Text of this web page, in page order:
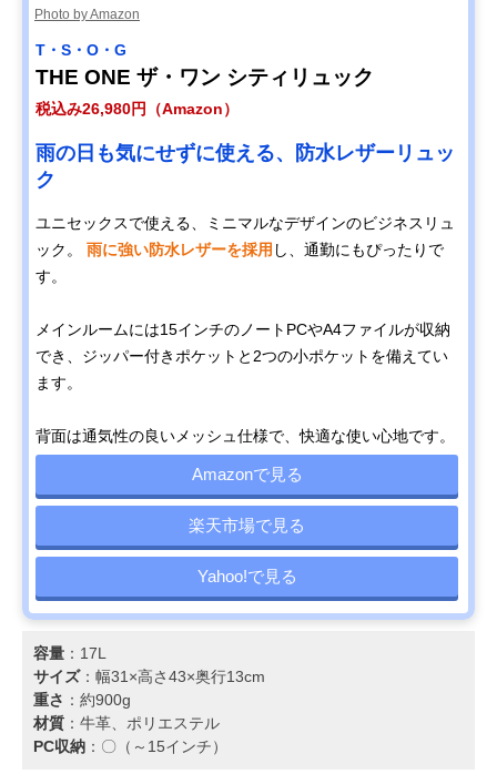
Photo by Amazon
T・S・O・G
THE ONE ザ・ワン シティリュック
税込み26,980円（Amazon）
雨の日も気にせずに使える、防水レザーリュッ
ク
ユニセックスで使える、ミニマルなデザインのビジネスリュ
ック。 雨に強い防水レザーを採用 し、通勤にもぴったりで
す。
メインルームには15インチのノートPCやA4ファイルが収納
でき、ジッパー付きポケットと2つの小ポケットを備えてい
ます。
背面は通気性の良いメッシュ仕様で、快適な使い心地です。
Amazonで見る
楽天市場で見る
Yahoo!で見る
容量 ：17L
サイズ：幅31×高さ43×奥行13cm
重さ ：約900g
材質 ：牛革、ポリエステル
PC収納 ：〇（～15インチ）